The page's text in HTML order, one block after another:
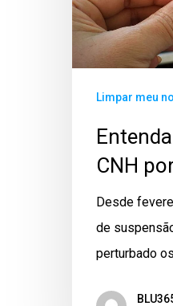
Limpar meu
CNH
Desde
de
perturbado